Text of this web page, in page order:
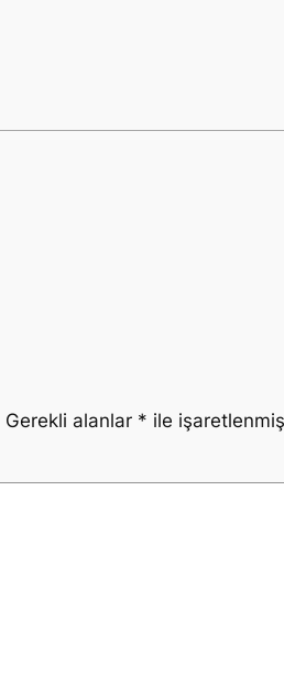
Gerekli alanlar * ile